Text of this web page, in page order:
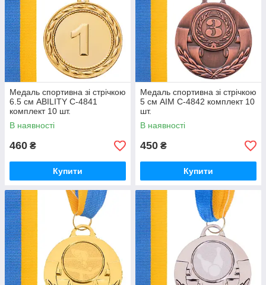
Медаль спортивна зі стрічкою
6.5 см ABILITY C-4841
комплект 10 шт.
В наявності
460 ₴
Купити
Медаль спортивна зі стрічкою
5 см AIM C-4842 комплект 10
шт.
В наявності
450 ₴
Купити